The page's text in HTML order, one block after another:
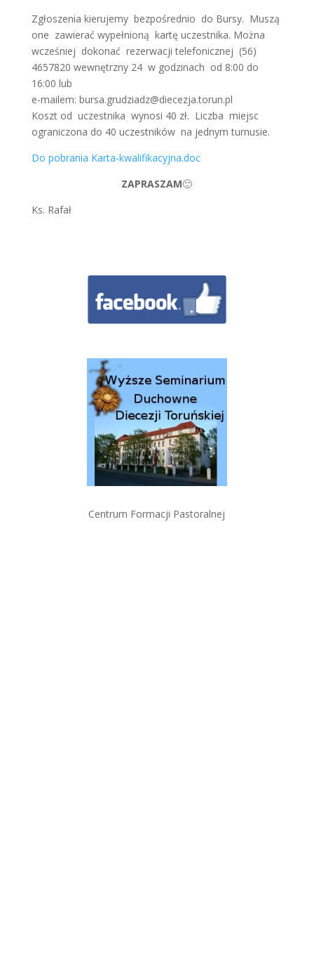
Zgłoszenia kierujemy bezpośrednio do Bursy. Muszą
one zawierać wypełnioną kartę uczestnika. Można
wcześniej dokonać rezerwacji telefonicznej (56)
4657820 wewnętrzny 24 w godzinach od 8:00 do
16:00 lub
e-mailem: bursa.grudziadz@diecezja.torun.pl
Koszt od uczestnika wynosi 40 zł. Liczba miejsc
ograniczona do 40 uczestników na jednym turnusie.
Do pobrania Karta-kwalifikacyjna.doc
ZAPRASZAM🙂
Ks. Rafał
Centrum Formacji Pastoralnej